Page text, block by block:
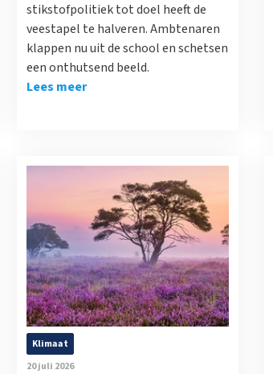
stikstofpolitiek tot doel heeft de
veestapel te halveren. Ambtenaren
klappen nu uit de school en schetsen
een onthutsend beeld.
Lees meer
Klimaat
20 juli 2026